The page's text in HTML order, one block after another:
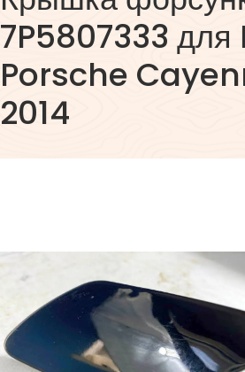
7P5807333
Porsche
2014